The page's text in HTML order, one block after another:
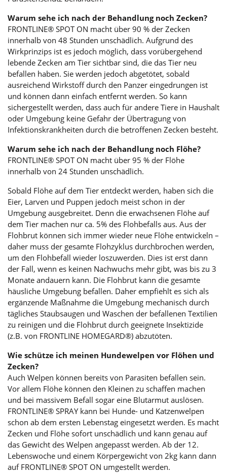
Warum sehe ich nach der Behandlung noch Zecken?
FRONTLINE® SPOT ON macht über 90 % der Zecken
innerhalb von 48 Stunden unschädlich. Aufgrund des
Wirkprinzips ist es jedoch möglich, dass vorübergehend
lebende Zecken am Tier sichtbar sind, die das Tier neu
befallen haben. Sie werden jedoch abgetötet, sobald
ausreichend Wirkstoff durch den Panzer eingedrungen ist
und können dann einfach entfernt werden. So kann
sichergestellt werden, dass auch für andere Tiere in Haushalt
oder Umgebung keine Gefahr der Übertragung von
Infektionskrankheiten durch die betroffenen Zecken besteht.
Warum sehe ich nach der Behandlung noch Flöhe?
FRONTLINE® SPOT ON macht über 95 % der Flöhe
innerhalb von 24 Stunden unschädlich.
Sobald Flöhe auf dem Tier entdeckt werden, haben sich die
Eier, Larven und Puppen jedoch meist schon in der
Umgebung ausgebreitet. Denn die erwachsenen Flöhe auf
dem Tier machen nur ca. 5% des Flohbefalls aus. Aus der
Flohbrut können sich immer wieder neue Flöhe entwickeln –
daher muss der gesamte Flohzyklus durchbrochen werden,
um den Flohbefall wieder loszuwerden. Dies ist erst dann
der Fall, wenn es keinen Nachwuchs mehr gibt, was bis zu 3
Monate andauern kann. Die Flohbrut kann die gesamte
häusliche Umgebung befallen. Daher empfiehlt es sich als
ergänzende Maßnahme die Umgebung mechanisch durch
tägliches Staubsaugen und Waschen der befallenen Textilien
zu reinigen und die Flohbrut durch geeignete Insektizide
(z.B. von FRONTLINE HOMEGARD®) abzutöten.
Wie schütze ich meinen Hundewelpen vor Flöhen und
Zecken?
Auch Welpen können bereits von Parasiten befallen sein.
Vor allem Flöhe können den Kleinen zu schaffen machen
und bei massivem Befall sogar eine Blutarmut auslösen.
FRONTLINE® SPRAY kann bei Hunde- und Katzenwelpen
schon ab dem ersten Lebenstag eingesetzt werden. Es macht
Zecken und Flöhe sofort unschädlich und kann genau auf
das Gewicht des Welpen angepasst werden. Ab der 12.
Lebenswoche und einem Körpergewicht von 2kg kann dann
auf FRONTLINE® SPOT ON umgestellt werden.